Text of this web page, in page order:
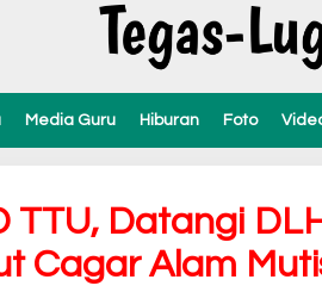
Media Guru Hiburan Foto
TTU, Datangi
Cagar Alam